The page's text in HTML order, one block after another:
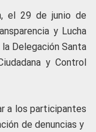
el 29 de junio de
y Lucha
Delegación Santa
y Control
a los participantes
de denuncias y